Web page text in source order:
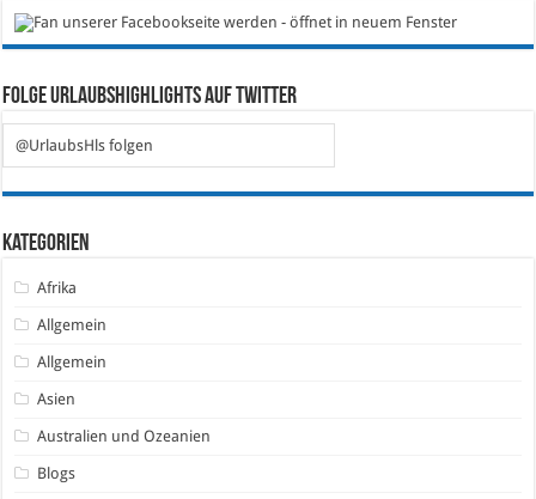
Folge Urlaubshighlights auf Twitter
@UrlaubsHls folgen
Kategorien
Afrika
Allgemein
Allgemein
Asien
Australien und Ozeanien
Blogs